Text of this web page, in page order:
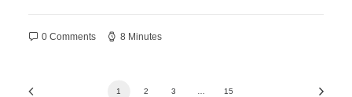
0 Comments 8 Minutes
1 2 3 15